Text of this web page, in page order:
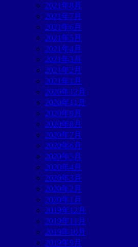
2021年8月
2021年7月
2021年6月
2021年5月
2021年4月
2021年3月
2021年2月
2021年1月
2020年12月
2020年11月
2020年9月
2020年8月
2020年7月
2020年6月
2020年5月
2020年4月
2020年3月
2020年2月
2020年1月
2019年12月
2019年11月
2019年10月
2019年9月